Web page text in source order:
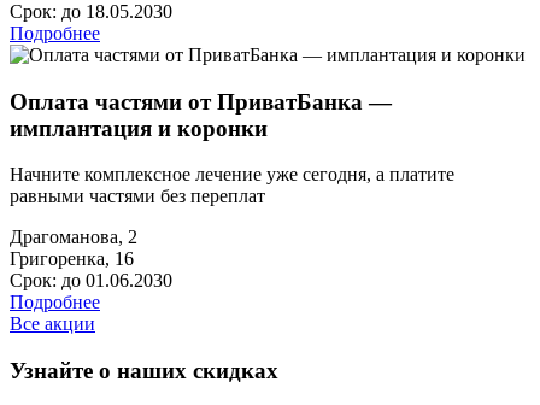
Срок: до 18.05.2030
Подробнее
Оплата частями от ПриватБанка —
имплантация и коронки
Начните комплексное лечение уже сегодня, а платите
равными частями без переплат
Драгоманова, 2
Григоренка, 16
Срок: до 01.06.2030
Подробнее
Все акции
Узнайте о наших скидках